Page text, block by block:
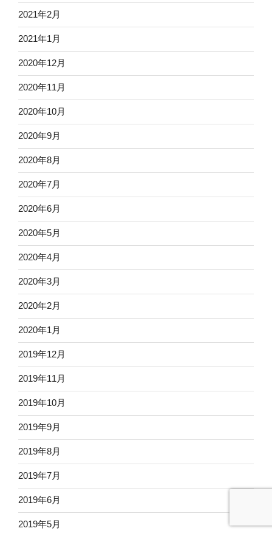
2021年2月
2021年1月
2020年12月
2020年11月
2020年10月
2020年9月
2020年8月
2020年7月
2020年6月
2020年5月
2020年4月
2020年3月
2020年2月
2020年1月
2019年12月
2019年11月
2019年10月
2019年9月
2019年8月
2019年7月
2019年6月
2019年5月